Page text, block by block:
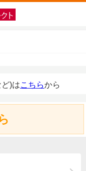
)はこちらから